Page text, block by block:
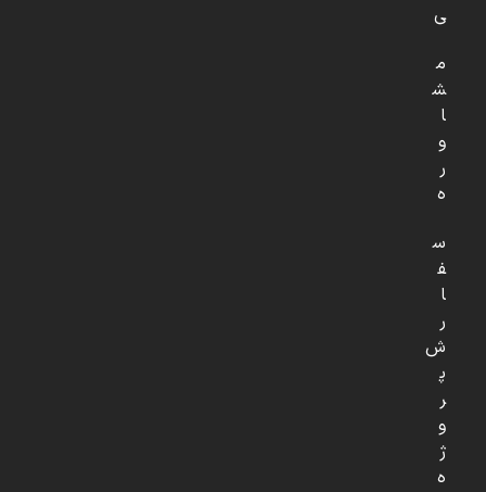
ی
م
ش
ا
و
ر
ه
س
ف
ا
ر
ش
پ
ر
و
ژ
ه